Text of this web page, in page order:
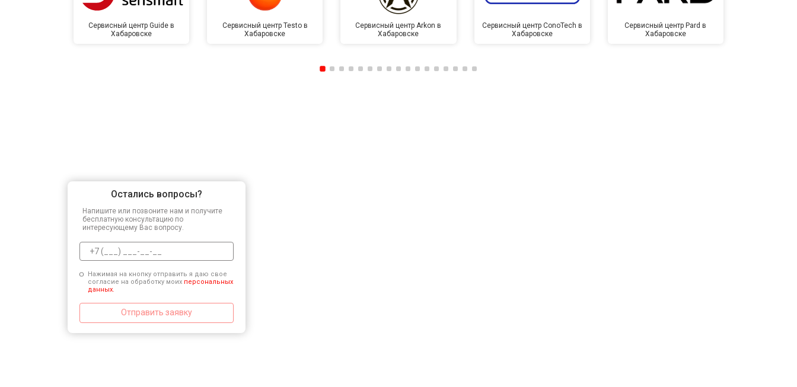
Сервисный центр Guide в
Хабаровске
Сервисный центр Testo в
Хабаровске
Сервисный центр Arkon в
Хабаровске
Сервисный центр ConoTech в
Хабаровске
Сервисный центр Pard в
Хабаровске
Остались вопросы?
Напишите или позвоните нам и получите
бесплатную консультацию по
интересующему Вас вопросу.
Нажимая на кнопку отправить я даю свое
согласие на обработку моих персональных
данных.
Отправить заявку